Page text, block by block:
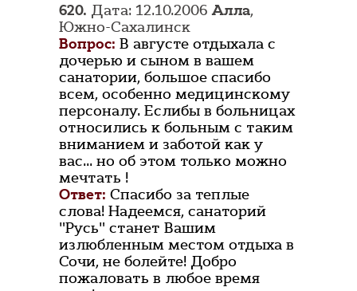
620. Дата: 12.10.2006Алла,
Южно-Сахалинск
Вопрос: В августе отдыхала с
дочерью и сыном в вашем
санатории, большое спасибо
всем, особенно медицинскому
персоналу. Еслибы в больницах
относились к больным с таким
вниманием и заботой как у
вас... но об этом только можно
мечтать !
Ответ: Спасибо за теплые
слова! Надеемся, санаторий
"Русь" станет Вашим
излюбленным местом отдыха в
Сочи, не болейте! Добро
пожаловать в любое время